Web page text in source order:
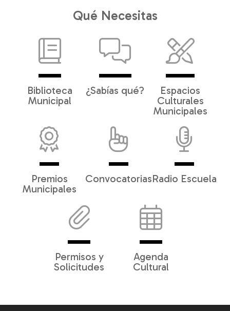
Qué Necesitas
Biblioteca
Municipal
¿Sabías qué?
Espacios
Culturales
Municipales
Premios
Municipales
ConvocatoriasRadio Escuela
Permisos y
Solicitudes
Agenda
Cultural